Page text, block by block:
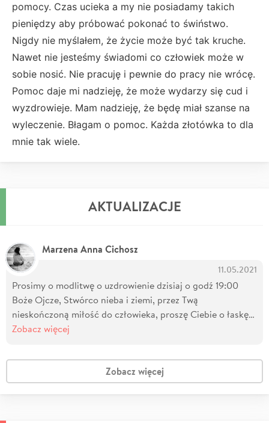
pomocy. Czas ucieka a my nie posiadamy takich
pieniędzy aby próbować pokonać to świństwo.
Nigdy nie myślałem, że życie może być tak kruche.
Nawet nie jesteśmy świadomi co człowiek może w
sobie nosić. Nie pracuję i pewnie do pracy nie wrócę.
Pomoc daje mi nadzieję, że może wydarzy się cud i
wyzdrowieje. Mam nadzieję, że będę miał szanse na
wyleczenie. Błagam o pomoc. Każda złotówka to dla
mnie tak wiele.
AKTUALIZACJE
Marzena Anna Cichosz
11.05.2021
Prosimy o modlitwę o uzdrowienie dzisiaj o godź 19:00
Boże Ojcze, Stwórco nieba i ziemi, przez Twą
nieskończoną miłość do człowieka, proszę Ciebie o łaskę…
Zobacz więcej
Zobacz więcej